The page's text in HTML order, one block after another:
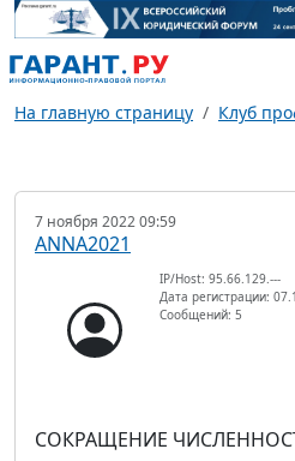
На главную страницу Клуб
7 ноября 2022 09:59
ANNA2021
IP/Host: 95.66.129.---
Дата регистрации:
Сообщений: 5
СОКРАЩЕНИЕ